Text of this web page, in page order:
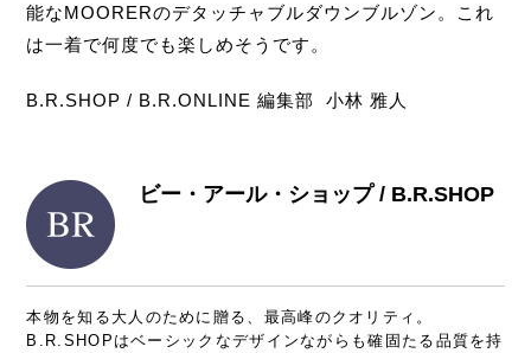
能なMOORERのデタッチャブルダウンブルゾン。これ
は一着で何度でも楽しめそうです。
B.R.SHOP / B.R.ONLINE 編集部 小林 雅人
ビー・アール・ショップ / B.R.SHOP
本物を知る大人のために贈る、最高峰のクオリティ。
B.R.SHOPはベーシックなデザインながらも確固たる品質を持